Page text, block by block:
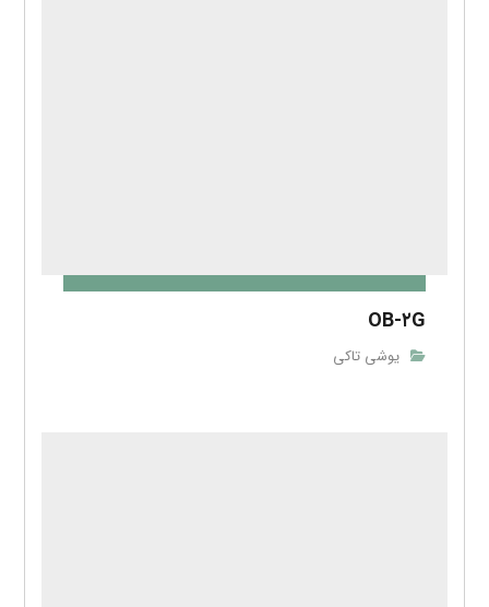
OB-۲G
یوشی تاکی